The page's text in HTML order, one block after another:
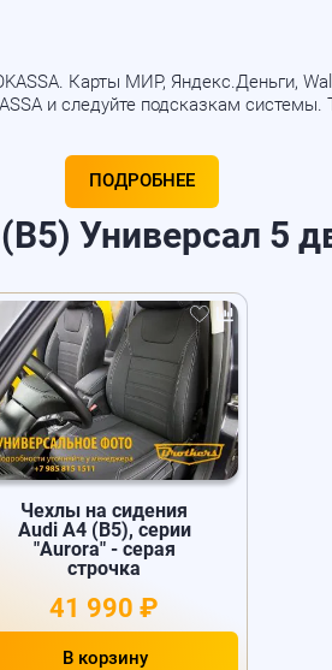
Карты МИР, Яндекс.Деньги,
и следуйте подсказкам
ПОДРОБНЕЕ
Универсал 5
Чехлы на сидения
Audi А4 (B5), серии
"Aurora" - серая
строчка
41 990 ₽
В корзину